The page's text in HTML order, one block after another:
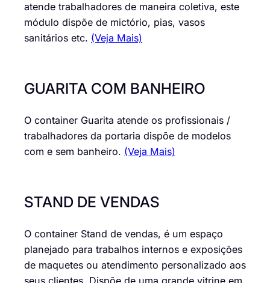
atende trabalhadores de maneira coletiva, este
módulo dispõe de mictório, pias, vasos
sanitários etc. (Veja Mais)
GUARITA COM BANHEIRO
O container Guarita atende os profissionais /
trabalhadores da portaria dispõe de modelos
com e sem banheiro. (Veja Mais)
STAND DE VENDAS
O container Stand de vendas, é um espaço
planejado para trabalhos internos e exposições
de maquetes ou atendimento personalizado aos